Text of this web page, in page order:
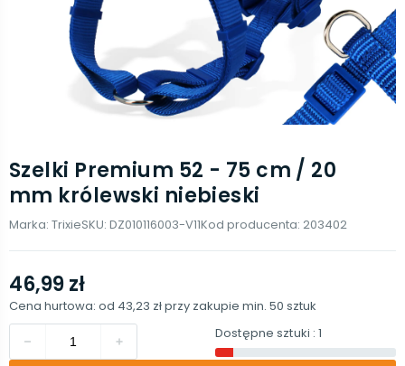
Szelki Premium 52 - 75 cm / 20
mm królewski niebieski
Marka: TrixieSKU: DZ010116003-V11Kod producenta: 203402
46,99 zł
Cena hurtowa: od 43,23 złprzy zakupie min. 50 sztuk
Dostępne sztuki : 1